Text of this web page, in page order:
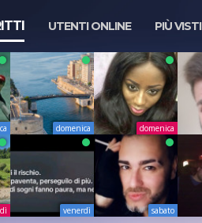
UTENTI ONLINE PIÙ VISTI
domenica domenica
venerdì sabato